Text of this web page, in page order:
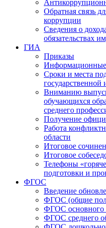
Обратная связь
коррупции
Сведения о
обязательствах
ГИА
Приказы
Сроки и места
государственной
Вниманию
обучающихся
среднего
Получение
Работа
области
Итоговое
Итоговое
Телефоны
подготовки и
ФГОС
Введение
ФГОС (общие
ФГОС основного
ФГОС среднего